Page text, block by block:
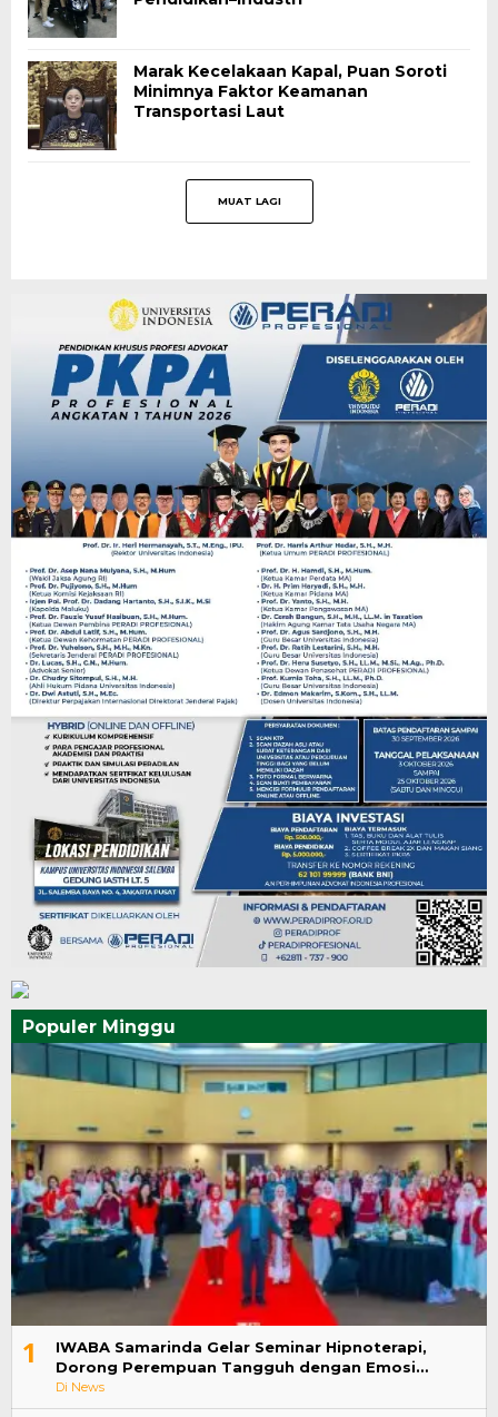
Marak Kecelakaan Kapal, Puan Soroti
Minimnya Faktor Keamanan
Transportasi Laut
Populer Minggu
1
IWABA Samarinda Gelar Seminar Hipnoterapi,
Dorong Perempuan Tangguh dengan Emosi…
Di News